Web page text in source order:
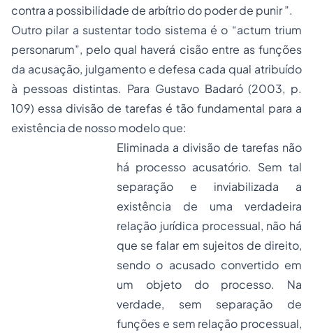
contra a possibilidade de arbítrio do poder de punir ”.
Outro pilar a sustentar todo sistema é o “actum trium
personarum”, pelo qual haverá cisão entre as funções
da acusação, julgamento e defesa cada qual atribuído
à pessoas distintas. Para Gustavo Badaró (2003, p.
109) essa divisão de tarefas é tão fundamental para a
existência de nosso modelo que:
Eliminada a divisão de tarefas não
há processo acusatório. Sem tal
separação e inviabilizada a
existência de uma verdadeira
relação jurídica processual, não há
que se falar em sujeitos de direito,
sendo o acusado convertido em
um objeto do processo. Na
verdade, sem separação de
funções e sem relação processual,